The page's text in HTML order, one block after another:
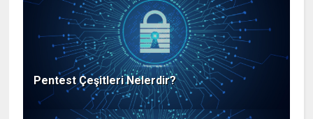
Pentest Çeşitleri Nelerdir?